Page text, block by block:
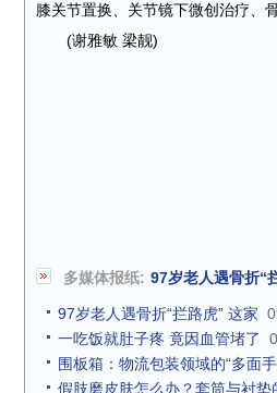
膝关节置换、关节镜下微创治疗、
(谢雅敏 梁靓)
多媒体报纸: 97岁老人遇骨折“
97岁老人遇骨折“拦路虎” 这家
一吃饭就肚子疼 竟因血管堵了
围板箱：物流包装领域的“多面手
假肢磨皮肤怎么办？套筒与衬垫